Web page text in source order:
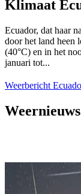
Klimaat
Ecuador, dat haar
door het land heen
(40°C) en in het
januari tot...
Weerbericht
Weernieuws